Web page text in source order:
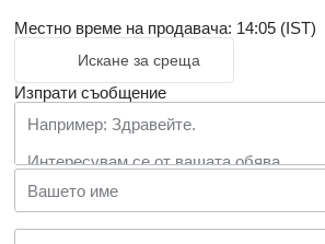
Местно време на продавача: 14:05 (IST)
Искане за среща
Изпрати съобщение